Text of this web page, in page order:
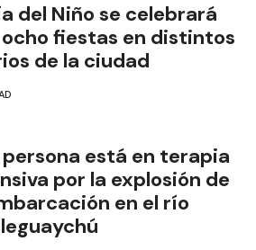
del Niño se celebrará
fiestas en distintos
de la ciudad
persona está en terapia
por la explosión de
en el río